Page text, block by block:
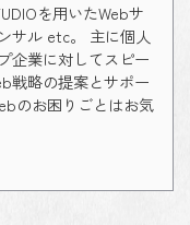
を用いたWebサ
サル etc。 主に個人
企業に対してスピー
戦略の提案とサポー
のお困りごとはお気